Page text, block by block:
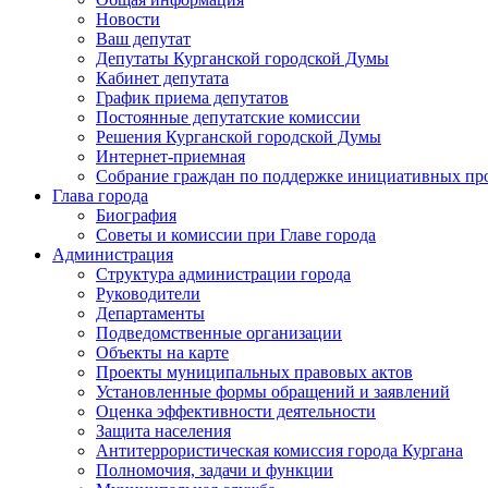
Новости
Ваш депутат
Депутаты Курганской городской Думы
Кабинет депутата
График приема депутатов
Постоянные депутатские комиссии
Решения Курганской городской Думы
Интернет-приемная
Собрание граждан по поддержке инициативных
Глава города
Биография
Советы и комиссии при Главе города
Администрация
Структура администрации города
Руководители
Департаменты
Подведомственные организации
Объекты на карте
Проекты муниципальных правовых актов
Установленные формы обращений и заявлений
Оценка эффективности деятельности
Защита населения
Антитеррористическая комиссия города Кургана
Полномочия, задачи и функции